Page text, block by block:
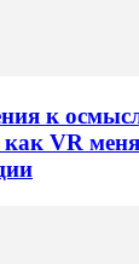
к
VR